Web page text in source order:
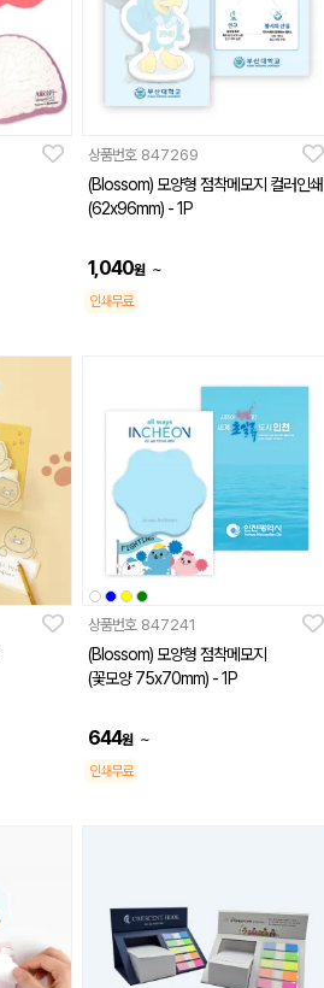
상품번호 847269
(Blossom) 모양형 점착메모지 컬러인쇄
(62x96mm) - 1P
1,040원 ~
인쇄무료
상품번호 847241
(Blossom) 모양형 점착메모지
(꽃모양 75x70mm) - 1P
644원 ~
인쇄무료